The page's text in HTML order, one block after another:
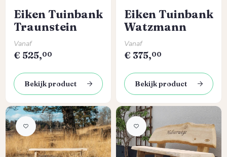
Eiken Tuinbank
Traunstein
Normale prijs:
Vanaf
€ 525,00
Bekijk product
Eiken Tuinbank
Watzmann
Normale prijs:
Vanaf
€ 375,00
Bekijk product